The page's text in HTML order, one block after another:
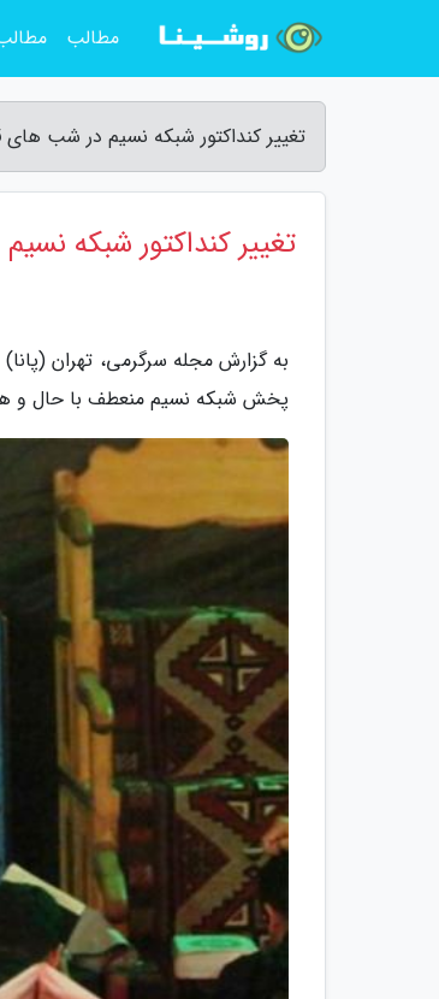
تغییر کنداکتور شبکه نسیم در شب
تغییر کنداکتور شبکه
به گزارش مجله سرگرمی، تهران
پخش شبکه نسیم منعطف با حال و
مطالب